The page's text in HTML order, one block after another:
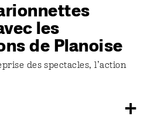
les
de Planoise
des spectacles, l’action
+